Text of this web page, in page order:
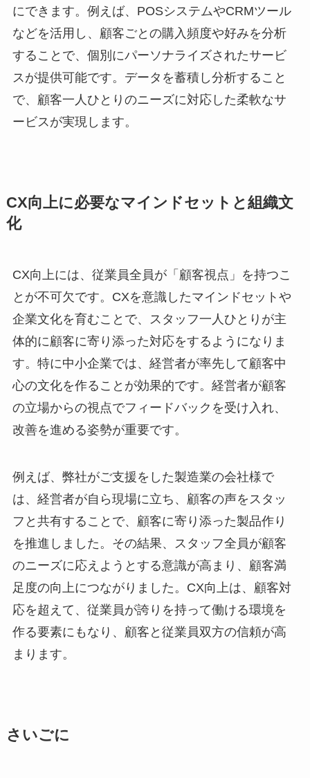
にできます。例えば、POSシステムやCRMツール
などを活用し、顧客ごとの購入頻度や好みを分析
することで、個別にパーソナライズされたサービ
スが提供可能です。データを蓄積し分析すること
で、顧客一人ひとりのニーズに対応した柔軟なサ
ービスが実現します。
CX向上に必要なマインドセットと組織文
化
CX向上には、従業員全員が「顧客視点」を持つこ
とが不可欠です。CXを意識したマインドセットや
企業文化を育むことで、スタッフ一人ひとりが主
体的に顧客に寄り添った対応をするようになりま
す。特に中小企業では、経営者が率先して顧客中
心の文化を作ることが効果的です。経営者が顧客
の立場からの視点でフィードバックを受け入れ、
改善を進める姿勢が重要です。
例えば、弊社がご支援をした製造業の会社様で
は、経営者が自ら現場に立ち、顧客の声をスタッ
フと共有することで、顧客に寄り添った製品作り
を推進しました。その結果、スタッフ全員が顧客
のニーズに応えようとする意識が高まり、顧客満
足度の向上につながりました。CX向上は、顧客対
応を超えて、従業員が誇りを持って働ける環境を
作る要素にもなり、顧客と従業員双方の信頼が高
まります。
さいごに